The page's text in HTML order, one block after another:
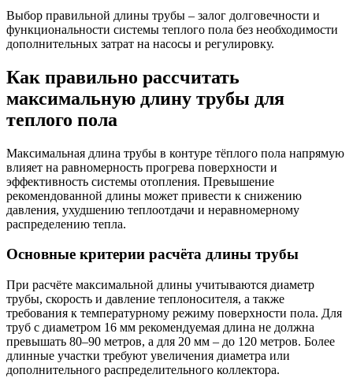
Выбор правильной длины трубы – залог долговечности и
функциональности системы теплого пола без необходимости
дополнительных затрат на насосы и регулировку.
Как правильно рассчитать
максимальную длину трубы для
теплого пола
Максимальная длина трубы в контуре тёплого пола напрямую
влияет на равномерность прогрева поверхности и
эффективность системы отопления. Превышение
рекомендованной длины может привести к снижению
давления, ухудшению теплоотдачи и неравномерному
распределению тепла.
Основные критерии расчёта длины трубы
При расчёте максимальной длины учитываются диаметр
трубы, скорость и давление теплоносителя, а также
требования к температурному режиму поверхности пола. Для
труб с диаметром 16 мм рекомендуемая длина не должна
превышать 80–90 метров, а для 20 мм – до 120 метров. Более
длинные участки требуют увеличения диаметра или
дополнительного распределительного коллектора.